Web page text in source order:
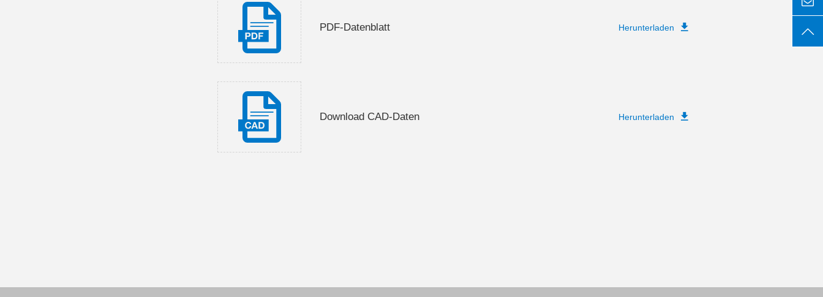
PDF-Datenblatt Herunterladen
Download CAD-Daten Herunterladen